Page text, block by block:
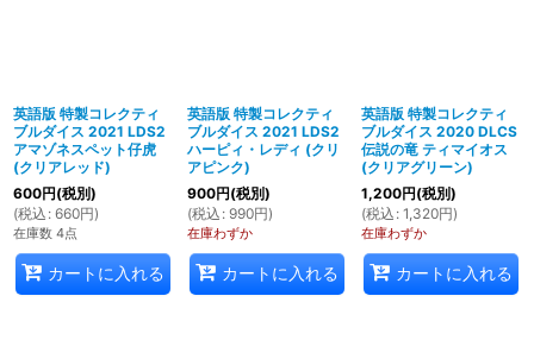
英語版 特製コレクティ
ブルダイス 2021 LDS2
アマゾネスペット仔虎
(クリアレッド)
600円(税別)
(税込 : 660円)
在庫数 4点
カートに入れる
英語版 特製コレクティ
ブルダイス 2021 LDS2
ハーピィ・レディ (クリ
アピンク)
900円(税別)
(税込 : 990円)
在庫わずか
カートに入れる
英語版 特製コレクティ
ブルダイス 2020 DLCS
伝説の竜 ティマイオス
(クリアグリーン)
1,200円(税別)
(税込 : 1,320円)
在庫わずか
カートに入れる